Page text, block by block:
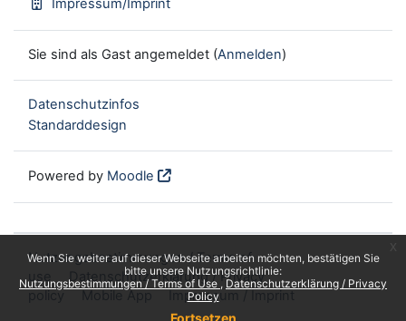
Wenn Sie weiter auf dieser Webseite arbeiten möchten, bestätigen Sie
bitte unsere Nutzungsrichtlinie:
Nutzungsbestimmungen / Terms of Use
Datenschutzerklärung / Privacy
Policy
Fortsetzen
Impressum/Imprint
Sie sind als Gast angemeldet (Anmelden)
Datenschutzinfos
Standarddesign
Powered by Moodle
Nutzungsbestimmungen / Terms of
use
Datenschutzerklärung / Privacy
policy
Mobile App Impressum / Imprint